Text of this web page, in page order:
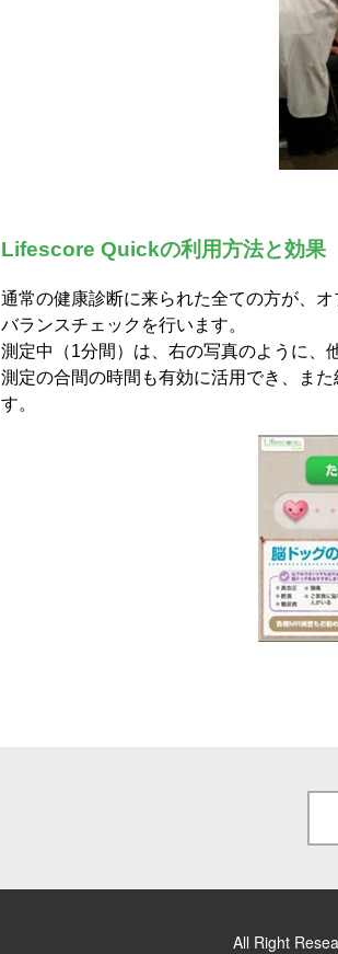
Lifescore Quickの利用方法と効果
通常の健康診断に来られた全ての方が、
バランスチェックを行います。
測定中（1分間）は、右の写真のように、
測定の合間の時間も有効に活用でき、ま
す。
All Right